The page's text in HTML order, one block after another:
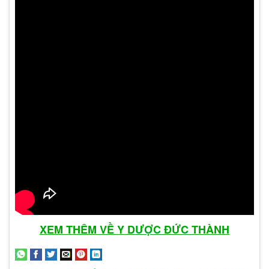
miệng lỗ sáo hay nhiều trường hợp còn ở niệu
đạo, hậu môn. Giai đoạn đầu của sùi mào gà hầu
hết là các nốt nhỏ, không ngứa hay đau nhưng
ngày càng to lên giống các nốt u nhú, nốt mẩn,
XEM THÊM VỀ Y DƯỢC ĐỨC THÀNH